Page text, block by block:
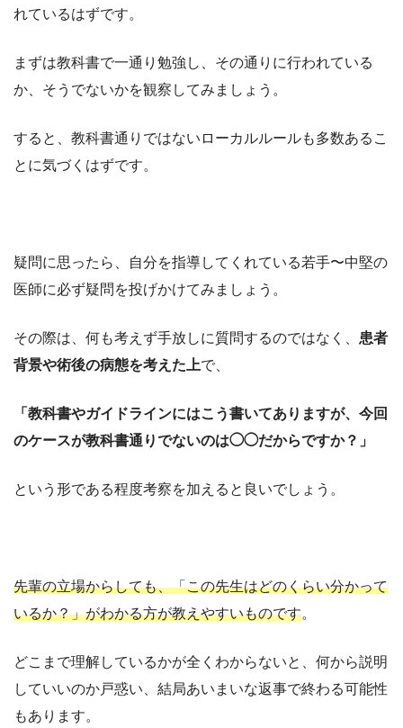
れているはずです。
まずは教科書で一通り勉強し、その通りに行われている
か、そうでないかを観察してみましょう。
すると、教科書通りではないローカルルールも多数あるこ
とに気づくはずです。
疑問に思ったら、自分を指導してくれている若手〜中堅の
医師に必ず疑問を投げかけてみましょう。
その際は、何も考えず手放しに質問するのではなく、 患者
背景や術後の病態を考えた上で、
「教科書やガイドラインにはこう書いてありますが、今回
のケースが教科書通りでないのは◯◯だからですか？」
という形である程度考察を加えると良いでしょう。
先輩の立場からしても、「この先生はどのくらい分かって
いるか？」がわかる方が教えやすいものです。
どこまで理解しているかが全くわからないと、何から説明
していいのか戸惑い、結局あいまいな返事で終わる可能性
もあります。